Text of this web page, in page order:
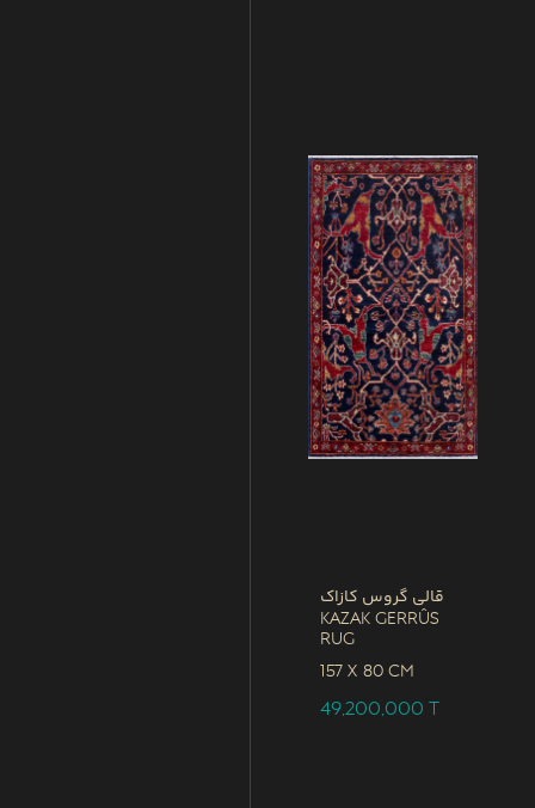
قالی گروس کازاک
Kazak Gerrûs
Rug
157 x 80 CM
49,200,000T